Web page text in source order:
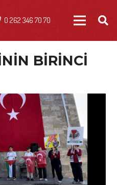
0 262 346 70 70
BİRİNCİ